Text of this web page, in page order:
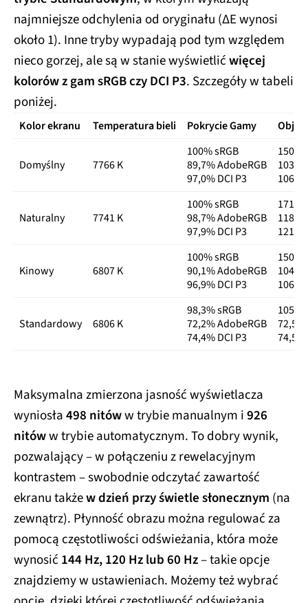
najmniejsze odchylenia od oryginału (∆E wynosi
około 1). Inne tryby wypadają pod tym względem
nieco gorzej, ale są w stanie wyświetlićwięcej
kolorów z gam sRGB czy DCI P3. Szczegóły w tabeli
poniżej.
Kolor ekranu Temperatura bieli Pokrycie Gamy
Domyślny 7766 K
100% sRGB
89,7% AdobeRGB
97,0% DCI P3
Naturalny 7741 K
100% sRGB
98,7% AdobeRGB
97,9% DCI P3
Kinowy 6807 K
100% sRGB
90,1% AdobeRGB
96,9% DCI P3
Standardowy 6806 K
98,3% sRGB
72,2% AdobeRGB
74,4% DCI P3
74,5%
Maksymalna zmierzona jasność wyświetlacza
wyniosła498 nitóww trybie manualnym i926
nitóww trybie automatycznym. To dobry wynik,
pozwalający – w połączeniu z rewelacyjnym
kontrastem – swobodnie odczytać zawartość
ekranu takżew dzień przy świetle słonecznym (na
zewnątrz). Płynność obrazu można regulować za
pomocą częstotliwości odświeżania, która może
wynosić 144 Hz, 120 Hz lub 60 Hz– takie opcje
znajdziemy w ustawieniach. Możemy też wybrać